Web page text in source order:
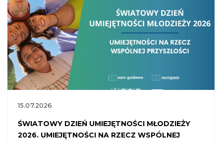
15.07.2026
ŚWIATOWY DZIEŃ UMIEJĘTNOŚCI MŁODZIEŻY
2026. UMIEJĘTNOŚCI NA RZECZ WSPÓLNEJ